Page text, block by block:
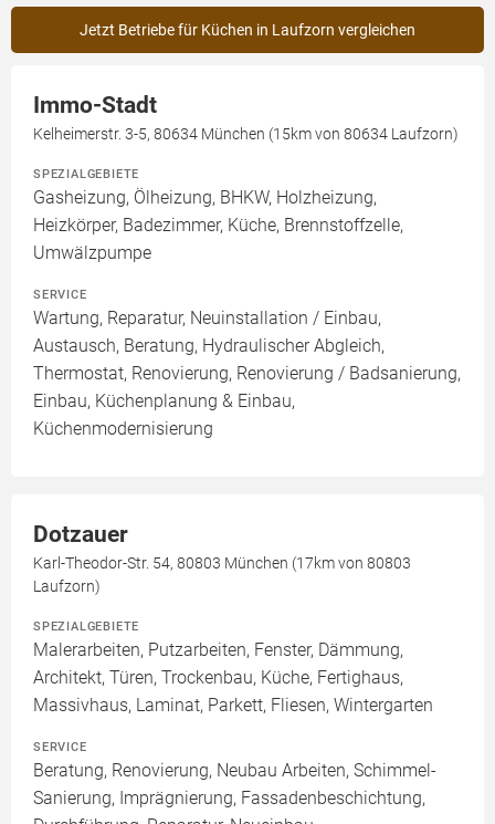
Jetzt Betriebe für Küchen in Laufzorn vergleichen
Immo-Stadt
Kelheimerstr. 3-5, 80634 München (15km von 80634 Laufzorn)
SPEZIALGEBIETE
Gasheizung, Ölheizung, BHKW, Holzheizung,
Heizkörper, Badezimmer, Küche, Brennstoffzelle,
Umwälzpumpe
SERVICE
Wartung, Reparatur, Neuinstallation / Einbau,
Austausch, Beratung, Hydraulischer Abgleich,
Thermostat, Renovierung, Renovierung / Badsanierung,
Einbau, Küchenplanung & Einbau,
Küchenmodernisierung
Dotzauer
Karl-Theodor-Str. 54, 80803 München (17km von 80803
Laufzorn)
SPEZIALGEBIETE
Malerarbeiten, Putzarbeiten, Fenster, Dämmung,
Architekt, Türen, Trockenbau, Küche, Fertighaus,
Massivhaus, Laminat, Parkett, Fliesen, Wintergarten
SERVICE
Beratung, Renovierung, Neubau Arbeiten, Schimmel-
Sanierung, Imprägnierung, Fassadenbeschichtung,